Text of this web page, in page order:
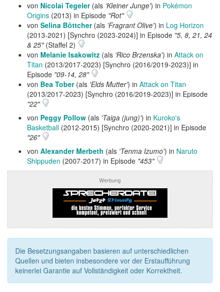
von Nicolai Tegeler(als 'Kleiner Junge') in Pokémon
Origins (2013) in Episode "Rot"
von Selina Böttcher(als 'Fragrant Olive') in Log Horizon
(2013-2021) [Synchro (2023-2024)] in Episode "5, 8, 21, 24
& 25"(Staffel 2)
von Melanie Isakowitz (als 'Rico Brzenska') in Attack on
Titan (2013/2017-2023) [Synchro (2016/2019-2023)] in
Episode "09-14, 28"
von Bea Tober(als 'Elds Mutter') in Attack on Titan
(2013/2017-2023) [Synchro (2016/2019-2023)] in Episode
"22"
von Peggy Pollow (als 'Taiga (jung)') in Kuroko's
Basketball (2012-2015) [Synchro (2020-2021)] in Episode
"26"
von Alexander Merbeth (als 'Tenma Izumo') in Naruto
Shippuden (2007-2017) in Episode "453"
Werbung
Die Besetzungsangaben basieren auf unterschiedlichen
Quellen und bieten insbesondere vor der Erstaufführung
keinerlei Garantie auf Vollständigkeit oder Korrektheit.